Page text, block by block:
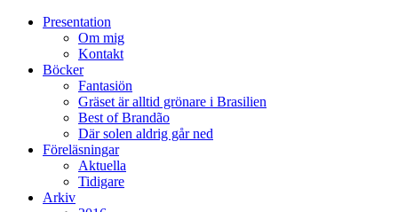
Presentation
Om mig
Kontakt
Böcker
Fantasiön
Gräset är alltid grönare i Brasilien
Best of Brandão
Där solen aldrig går ned
Föreläsningar
Aktuella
Tidigare
Arkiv